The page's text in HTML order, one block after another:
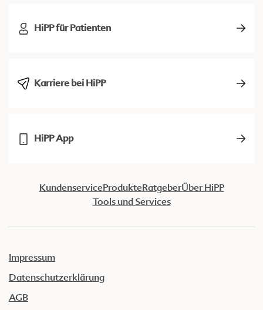
HiPP für Patienten
Karriere bei HiPP
HiPP App
KundenserviceProdukteRatgeberÜber HiPP
Tools und Services
Impressum
Datenschutzerklärung
AGB